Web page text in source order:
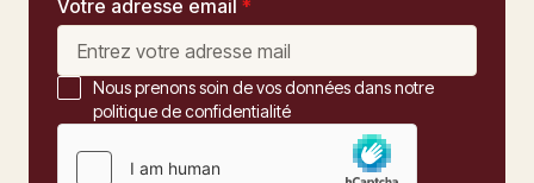
Votre adresse email *
Nous prenons soin de vos données dans notre
politique de confidentialité